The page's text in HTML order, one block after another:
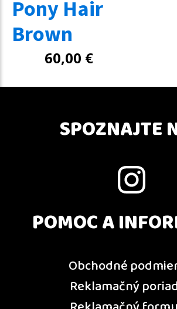
Pony Hair
Brown
60,00 €
SPOZNAJTE
POMOC A
Obchodné
Reklamačný